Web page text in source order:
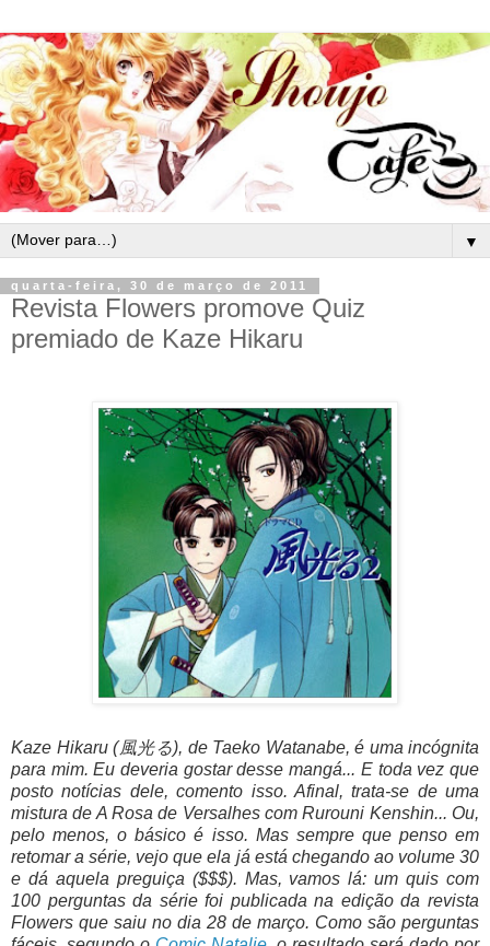
▼
quarta-feira, 30 de março de 2011
Revista Flowers promove Quiz
premiado de Kaze Hikaru
Kaze Hikaru (風光る), de Taeko Watanabe, é uma incógnita
para mim. Eu deveria gostar desse mangá... E toda vez que
posto notícias dele, comento isso. Afinal, trata-se de uma
mistura de A Rosa de Versalhes com Rurouni Kenshin... Ou,
pelo menos, o básico é isso. Mas sempre que penso em
retomar a série, vejo que ela já está chegando ao volume 30
e dá aquela preguiça ($$$). Mas, vamos lá: um quis com
100 perguntas da série foi publicada na edição da revista
Flowers que saiu no dia 28 de março. Como são perguntas